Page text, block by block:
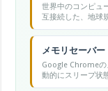
世界中のコンピュ
互接続した、地球
メモリセーバー
Google Chromeの
動的にスリープ状
動作を軽くする効